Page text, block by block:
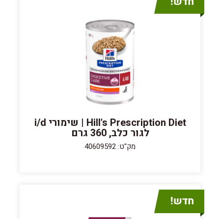
Hill's Prescription Diet | שימורי i/d
לגור כלב, 360 גרם
מק"ט: 40609592